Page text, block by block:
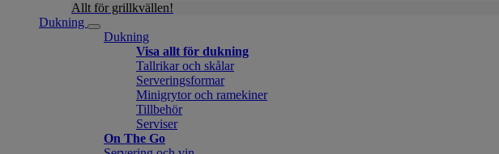
Allt för grillkvällen!
Dukning
Dukning
Visa allt för dukning
Tallrikar och skålar
Serveringsformar
Minigrytor och ramekiner
Tillbehör
Serviser
On The Go